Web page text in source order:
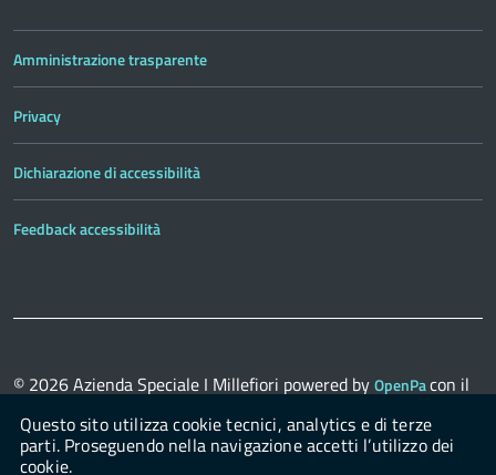
Amministrazione trasparente
Privacy
Dichiarazione di accessibilità
Feedback accessibilità
© 2026Azienda Speciale I Millefiori powered byOpenPacon il
Questo sito utilizza cookie tecnici, analytics e di terze
parti. Proseguendo nella navigazione accetti l’utilizzo dei
cookie.